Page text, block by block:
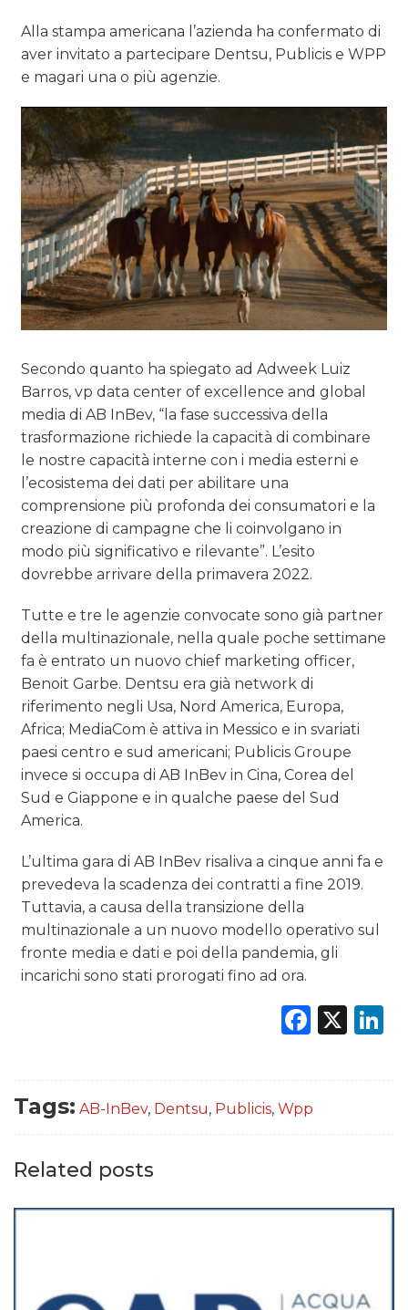
NORMATIVE
CASE HISTORY
OPINIONI
Alla stampa americana l’azienda ha confermato di
aver invitato a partecipare Dentsu, Publicis e WPP
e magari una o più agenzie.
Secondo quanto ha spiegato ad Adweek Luiz
Barros, vp data center of excellence and global
media di AB InBev, “la fase successiva della
trasformazione richiede la capacità di combinare
le nostre capacità interne con i media esterni e
l’ecosistema dei dati per abilitare una
comprensione più profonda dei consumatori e la
creazione di campagne che li coinvolgano in
modo più significativo e rilevante”. L’esito
dovrebbe arrivare della primavera 2022.
Tutte e tre le agenzie convocate sono già partner
della multinazionale, nella quale poche settimane
fa è entrato un nuovo chief marketing officer,
Benoit Garbe. Dentsu era già network di
riferimento negli Usa, Nord America, Europa,
Africa; MediaCom è attiva in Messico e in svariati
paesi centro e sud americani; Publicis Groupe
invece si occupa di AB InBev in Cina, Corea del
Sud e Giappone e in qualche paese del Sud
America.
L’ultima gara di AB InBev risaliva a cinque anni fa e
prevedeva la scadenza dei contratti a fine 2019.
Tuttavia, a causa della transizione della
multinazionale a un nuovo modello operativo sul
fronte media e dati e poi della pandemia, gli
incarichi sono stati prorogati fino ad ora.
X
Tags: AB-InBev, Dentsu, Publicis, Wpp
Related posts